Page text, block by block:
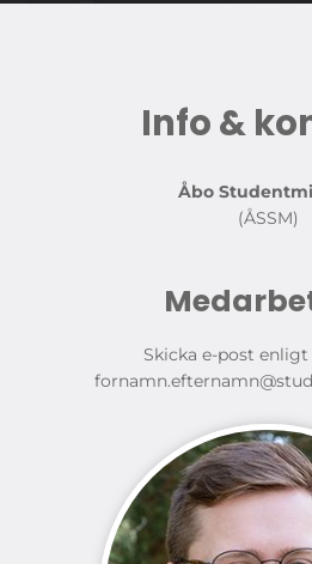
Info &
Åbo
(ÅSSM)
Skicka e-post